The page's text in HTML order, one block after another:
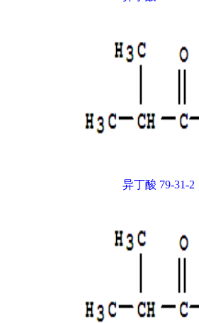
异丁酸 79-31-2